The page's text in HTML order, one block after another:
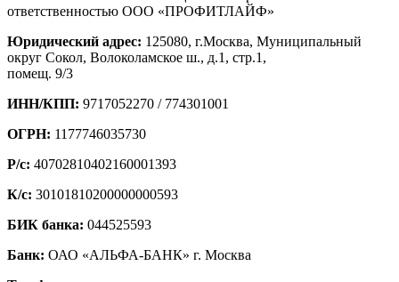
ответственностью ООО «ПРОФИТЛАЙФ»
Юридический адрес: 125080, г.Москва, Муниципальный
округ Сокол, Волоколамское ш., д.1, стр.1,
помещ. 9/3
ИНН/КПП: 9717052270 / 774301001
ОГРН: 1177746035730
Р/с: 40702810402160001393
К/с: 30101810200000000593
БИК банка: 044525593
Банк: ОАО «АЛЬФА-БАНК» г. Москва